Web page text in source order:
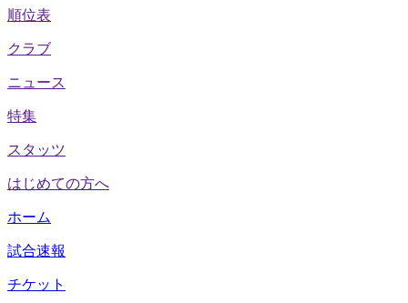
順位表
クラブ
ニュース
特集
スタッツ
はじめての方へ
ホーム
試合速報
チケット